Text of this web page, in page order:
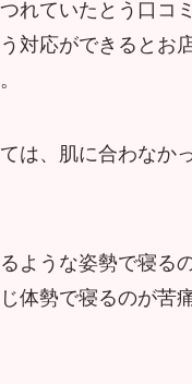
れていたとう口コ
対応ができるとお
は、肌に合わなか
ような姿勢で寝る
体勢で寝るのが苦